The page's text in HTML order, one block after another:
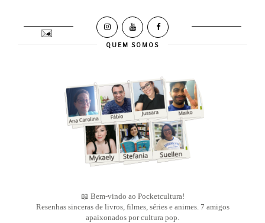
QUEM SOMOS
📖 Bem-vindo ao Pocketcultura!
Resenhas sinceras de livros, filmes, séries e animes. 7 amigos
apaixonados por cultura pop.